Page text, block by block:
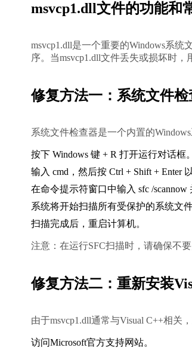
msvcp1.dll文件的功能和
msvcp1.dll是一个重要的Windows系统
序。当msvcp1.dll文件丢失或损坏时
修复方法一：系统文件检
系统文件检查器是一个内置的
按下 Windows 键 + R 打开运行对话框。
输入 cmd ，然后按 Ctrl + Shift + Enter
在命令提示符窗口中输入 sfc /scannow
系统将开始扫描所有受保护的系统文
扫描完成后，重启计算机。
注意：在运行SFC扫描时，请确保不
修复方法二：重新安装
由于msvcp1.dll通常与Visual C++相关
访问Microsoft官方支持网站。